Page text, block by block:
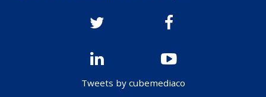
Tweets by cubemediaco